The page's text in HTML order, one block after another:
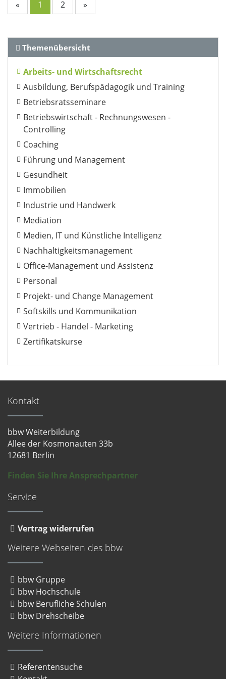
weiteren Daten zusammen, die Sie ihnen bereitgestellt
Cookies, wenn Sie unsere Webseite weiterhin nutzen.
Datenschutzerklärung
Impressum
« 1 2 »
Themenübersicht
Arbeits- und Wirtschaftsrecht
Ausbildung, Berufspädagogik und Training
Betriebsratsseminare
Betriebswirtschaft - Rechnungswesen -
Controlling
Coaching
Führung und Management
Gesundheit
Immobilien
Industrie und Handwerk
Mediation
Medien, IT und Künstliche Intelligenz
Nachhaltigkeitsmanagement
Office-Management und Assistenz
Personal
Projekt- und Change Management
Softskills und Kommunikation
Vertrieb - Handel - Marketing
Zertifikatskurse
Kontakt
bbw Weiterbildung
Allee der Kosmonauten 33b
12681 Berlin
Finden Sie Ihre Ansprechpartner
Service
Vertrag widerrufen
Weitere Webseiten des bbw
bbw Gruppe
bbw Hochschule
bbw Berufliche Schulen
bbw Drehscheibe
Weitere Informationen
Referentensuche